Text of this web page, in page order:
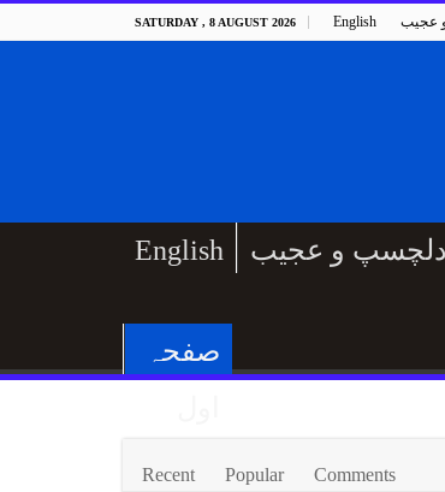
SATURDAY , 8 AUGUST 2026 English عجیب
English دلچسپ و عجیب
صفحہ
Recent Popular Comments